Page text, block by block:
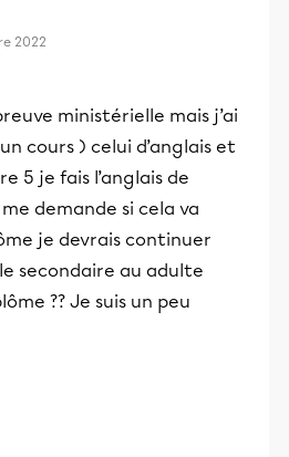
2022
ministérielle mais j’ai
cours ) celui d’anglais et
5 je fais l’anglais de
demande si cela va
je devrais continuer
secondaire au adulte
?? Je suis un peu